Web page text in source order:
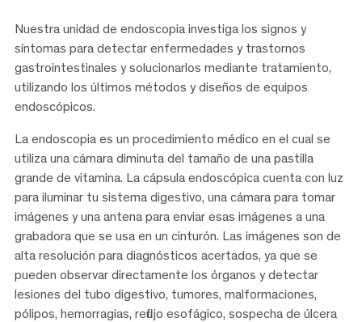
Nuestra unidad de endoscopia investiga los signos y
síntomas para detectar enfermedades y trastornos
gastrointestinales y solucionarlos mediante tratamiento,
utilizando los últimos métodos y diseños de equipos
endoscópicos.
La endoscopia es un procedimiento médico en el cual se
utiliza una cámara diminuta del tamaño de una pastilla
grande de vitamina. La cápsula endoscópica cuenta con luz
para iluminar tu sistema digestivo, una cámara para tomar
imágenes y una antena para enviar esas imágenes a una
grabadora que se usa en un cinturón. Las imágenes son de
alta resolución para diagnósticos acertados, ya que se
pueden observar directamente los órganos y detectar
lesiones del tubo digestivo, tumores, malformaciones,
pólipos, hemorragias, reflujo esofágico, sospecha de úlcera